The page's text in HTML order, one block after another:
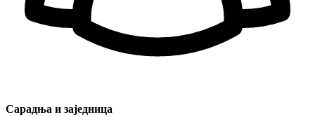
Сарадња и заједница